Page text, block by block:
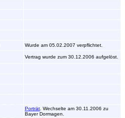
Wurde am 05.02.2007 verpflichtet.
Vertrag wurde zum 30.12.2006 aufgelöst.
Porträt . Wechselte am 30.11.2006 zu
Bayer Dormagen.